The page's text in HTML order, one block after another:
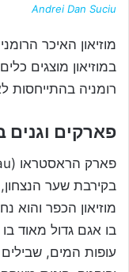
Andrei Dan Suciu
במוזיאון מוצגים
רומניה בהתייחסות
פארקים וגנים
בקירבת שער
מוזיאון הכפר והוא
בו אגם גדול מאוד
עופות המים,